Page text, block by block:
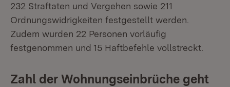
232 Straftaten und Vergehen sowie 211
Ordnungswidrigkeiten festgestellt werden.
Zudem wurden 22 Personen vorläufig
festgenommen und 15 Haftbefehle vollstreckt.
Zahl der Wohnungseinbrüche geht